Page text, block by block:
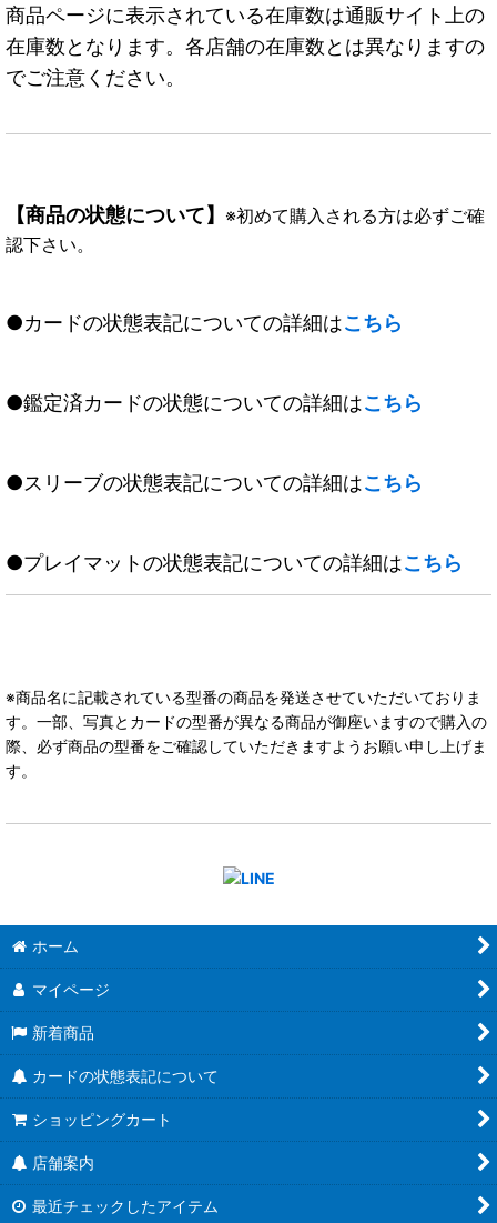
商品ページに表示されている在庫数は通販サイト上の
在庫数となります。各店舗の在庫数とは異なりますの
でご注意ください。
【商品の状態について】 ※初めて購入される方は必ずご確
認下さい。
●カードの状態表記についての詳細はこちら
●鑑定済カードの状態についての詳細はこちら
●スリーブの状態表記についての詳細はこちら
●プレイマットの状態表記についての詳細はこちら
※商品名に記載されている型番の商品を発送させていただいておりま
す。一部、写真とカードの型番が異なる商品が御座いますので購入の
際、必ず商品の型番をご確認していただきますようお願い申し上げま
す。
ホーム
マイページ
新着商品
カードの状態表記について
ショッピングカート
店舗案内
最近チェックしたアイテム